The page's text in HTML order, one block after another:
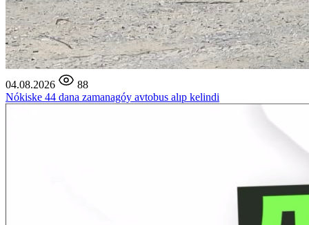
04.08.2026
88
Nókiske 44 dana zamanagóy avtobus alıp kelindi